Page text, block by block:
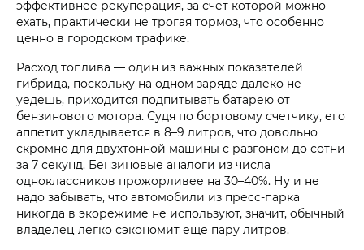
эффективнее рекуперация, за счет которой можно
ехать, практически не трогая тормоз, что особенно
ценно в городском трафике.
Расход топлива — один из важных показателей
гибрида, поскольку на одном заряде далеко не
уедешь, приходится подпитывать батарею от
бензинового мотора. Судя по бортовому счетчику, его
аппетит укладывается в 8–9 литров, что довольно
скромно для двухтонной машины с разгоном до сотни
за 7 секунд. Бензиновые аналоги из числа
одноклассников прожорливее на 30–40%. Ну и не
надо забывать, что автомобили из пресс-парка
никогда в экорежиме не используют, значит, обычный
владелец легко сэкономит еще пару литров.